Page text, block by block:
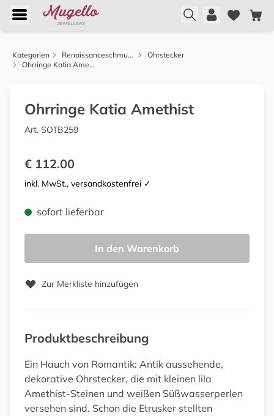
Kategorien Renaissanceschmuck aus Florenz
Ohrstecker
Ohrringe Katia Amethist
Ohrringe Katia Amethist
Art. SOTB259
€ 112.00
inkl. MwSt., versandkostenfrei ✓
sofort lieferbar
In den Warenkorb
Zur Merkliste hinzufügen
Produktbeschreibung
Ein Hauch von Romantik: Antik aussehende,
dekorative Ohrstecker, die mit kleinen lila
Amethist-Steinen und weißen Süßwasserperlen
versehen sind. Schon die Etrusker stellten